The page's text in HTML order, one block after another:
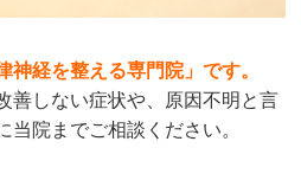
神経を整える専門院」です。
善しない症状や、原因不明と言
当院までご相談ください。